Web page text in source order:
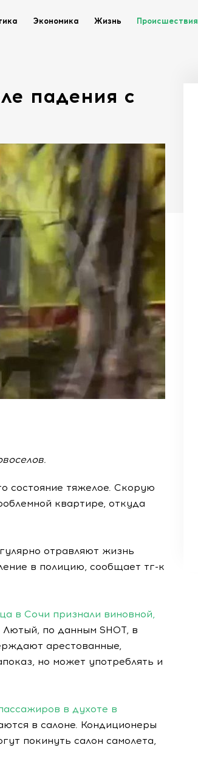
Экономика Жизнь Происшествия
падения с
состояние тяжелое. Скорую
квартире, откуда
отравляют жизнь
в полицию, сообщает тг-к
в Сочи признали виновной,
по данным SHOT, в
арестованные,
но может употреблять и
в духоте в
в салоне. Кондиционеры
покинуть салон самолета,